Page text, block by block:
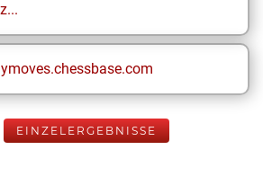
EINZELERGEBNISSE